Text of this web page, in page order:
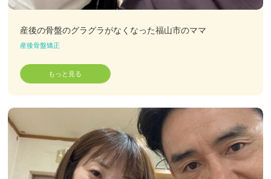
産後の骨盤のグラグラがなくなった福山市のママ
産後骨盤矯正
もっと見る